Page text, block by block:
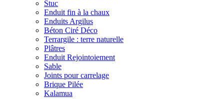
Stuc
Enduit fin à la chaux
Enduits Argilus
Béton Ciré Déco
Terrargile : terre naturelle
Plâtres
Enduit Rejointoiement
Sable
Joints pour carrelage
Brique Pilée
Kalamua